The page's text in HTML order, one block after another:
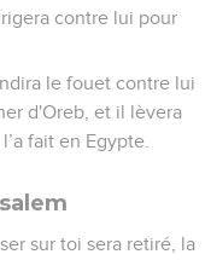
contre lui pour
le fouet contre lui
d'Oreb, et il lèvera
fait en Egypte.
sur toi sera retiré, la